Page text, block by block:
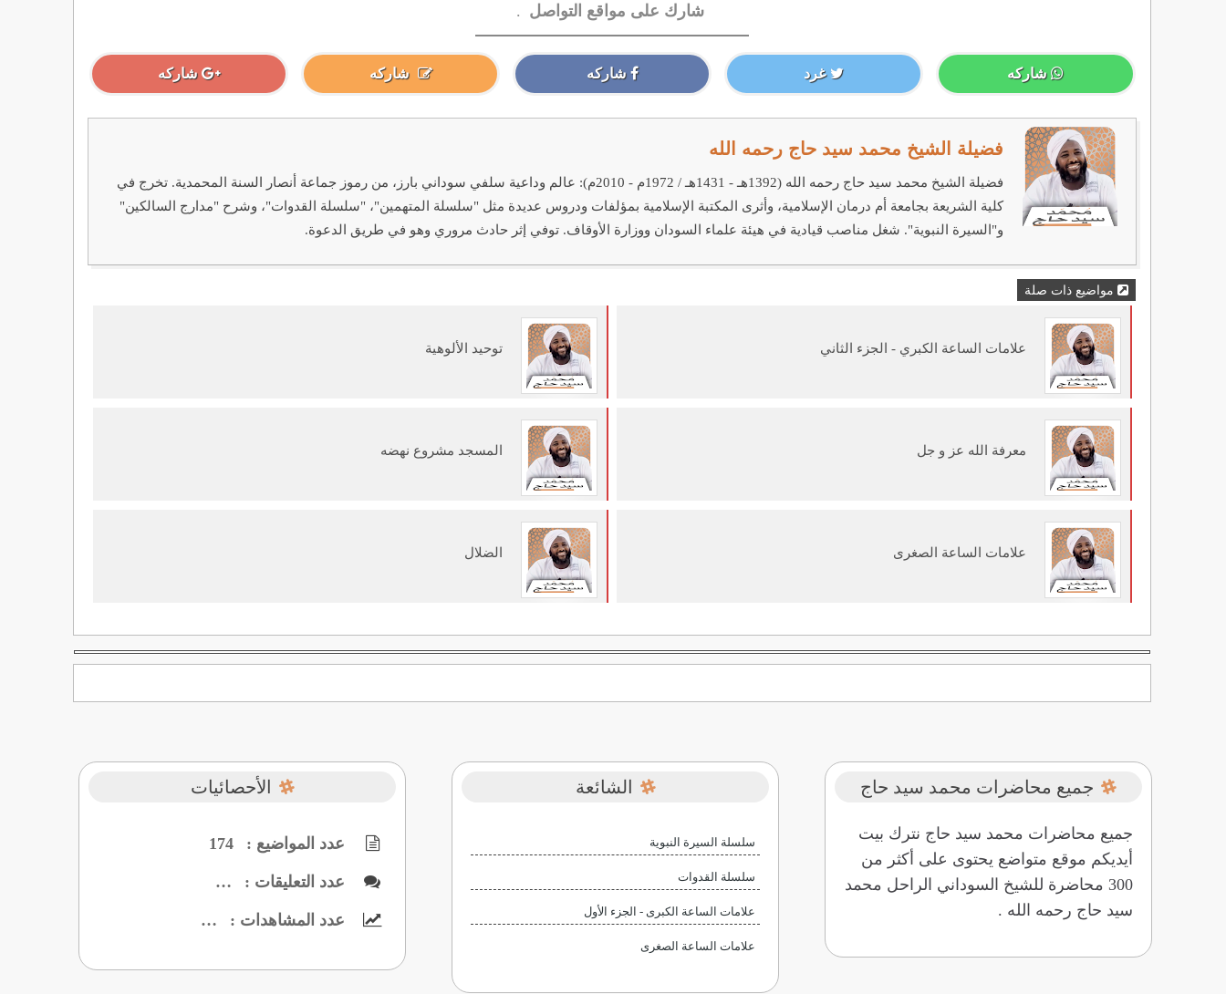
شارك على مواقع التواصل .
شاركه غرد شاركه شاركه شاركه
فضيلة الشيخ محمد سيد حاج رحمه الله
فضيلة الشيخ محمد سيد حاج رحمه الله (1392هـ - 1431هـ / 1972م - 2010م): عالم وداعية سلفي سوداني بارز، من رموز جماعة أنصار السنة المحمدية. تخرج في
كلية الشريعة بجامعة أم درمان الإسلامية، وأثرى المكتبة الإسلامية بمؤلفات ودروس عديدة مثل "سلسلة المتهمين"، "سلسلة القدوات"، وشرح "مدارج السالكين"
و"السيرة النبوية". شغل مناصب قيادية في هيئة علماء السودان ووزارة الأوقاف. توفي إثر حادث مروري وهو في طريق الدعوة.
مواضيع ذات صلة
علامات الساعة الكبري - الجزء الثاني توحيد الألوهية
معرفة الله عز و جل المسجد مشروع نهضه
علامات الساعة الصغرى الضلال
جميع محاضرات محمد سيد حاج
جميع محاضرات محمد سيد حاج نترك بيت
أيديكم موقع متواضع يحتوى على أكثر من
300 محاضرة للشيخ السوداني الراحل محمد
سيد حاج رحمه الله .
الشائعة
سلسلة السيرة النبوية
سلسلة القدوات
علامات الساعة الكبرى - الجزء الأول
علامات الساعة الصغرى
الأحصائيات
عدد المواضيع : 174
عدد التعليقات : …
عدد المشاهدات : …